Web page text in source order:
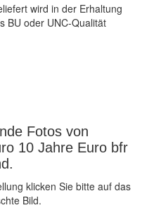
wird in der Erhaltung
BU oder UNC-Qualität
Fotos von
10 Jahre Euro bfr
klicken Sie bitte auf das
Bild.